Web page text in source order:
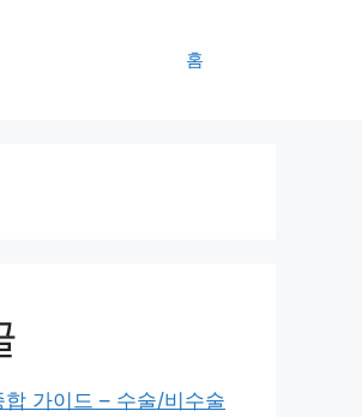
홈
가이드 – 수술/비수술